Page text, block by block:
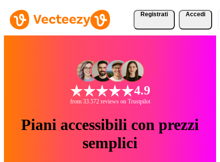
Registrati Accedi
4.9
from 33.572 reviews on Trustpilot
Piani accessibili con prezzi
semplici